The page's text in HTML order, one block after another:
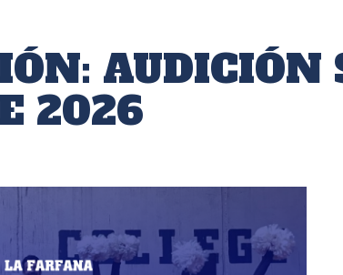
AUDICIÓN
2026